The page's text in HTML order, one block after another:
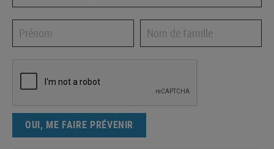
OUI, ME FAIRE PRÉVENIR